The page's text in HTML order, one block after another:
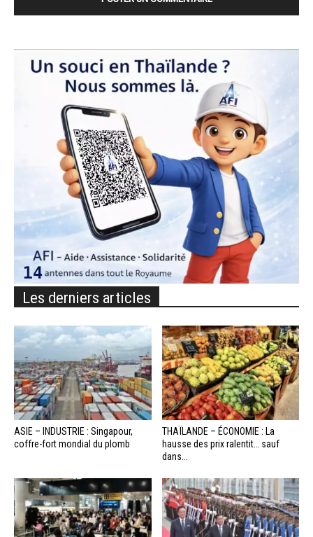
Les derniers articles
ASIE – INDUSTRIE : Singapour,
coffre-fort mondial du plomb
THAÏLANDE – ÉCONOMIE : La
hausse des prix ralentit… sauf
dans...